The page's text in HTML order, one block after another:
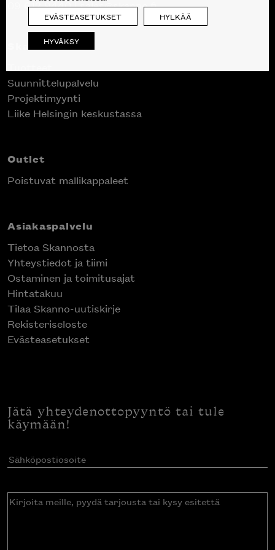
09 612 9440|sales@skanno.fi
Skanno
Suunnittelupalvelu
Projektimyynti
Liike Helsingin keskustassa
Outlet
Poistuvat mallikappaleet
Asiakaspalvelu
Tietoa Skannosta
Yhteystiedot ja tiimi
Ostaminen ja toimitusajat
Hintatakuu
Tilaa Skanno-uutiskirje
Rekisteriseloste
Evästeasetukset
Jätä yhteydenottopyyntö tai tule
käymään!
Sähköpostiosoite(Pakollinen)
Kirjoita
EVÄSTEASETUKSET HYLKÄÄ
HYVÄKSY